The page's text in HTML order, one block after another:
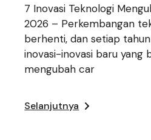
7 Inovasi Teknologi
2026 – Perkembangan
berhenti, dan setiap
inovasi-inovasi baru yang
mengubah car
Selanjutnya